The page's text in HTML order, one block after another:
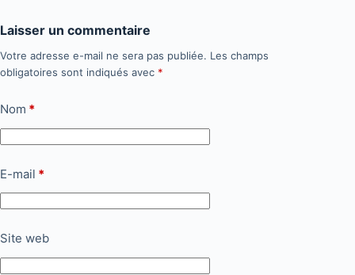
Laisser un commentaire
Votre adresse e-mail ne sera pas publiée. Les champs
obligatoires sont indiqués avec *
Nom *
E-mail *
Site web